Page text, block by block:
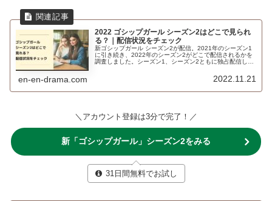
2022 ゴシップガール シーズン2はどこで見られ
る？｜配信状況をチェック
新ゴシップガール シーズン2が配信。2021年のシーズン1
に引き続き、2022年のシーズン2がどこで配信されるかを
調査しました。シーズン1、シーズン2ともに独占配信して
en-en-drama.com 2022.11.21
＼アカウント登録は3分で完了！／
新「ゴシップガール」シーズン2をみる
31日間無料でお試し